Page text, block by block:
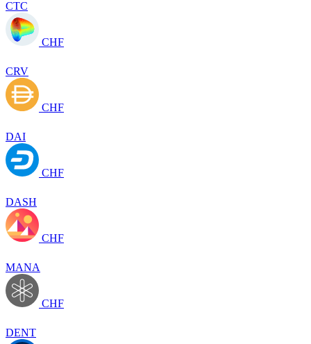
CTC
CHF
CRV
CHF
DAI
CHF
DASH
CHF
MANA
CHF
DENT